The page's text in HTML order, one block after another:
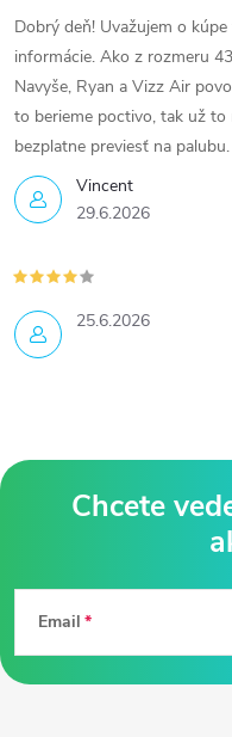
Vincent
29.6.2026
Dobrý deň! Uvažujem o
informácie. Ako z rozmeru
Navyše, Ryan a Vizz Air
to berieme poctivo, tak už to
bezplatne previesť na palubu.
25.6.2026
á
ä
Email